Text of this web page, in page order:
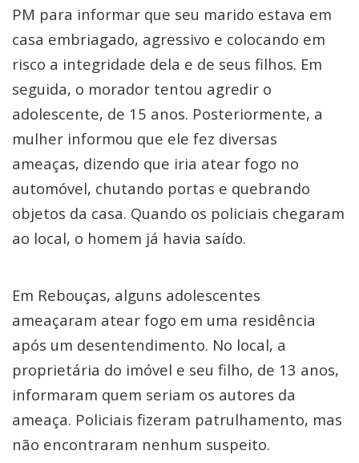
PM para informar que seu marido estava em
casa embriagado, agressivo e colocando em
risco a integridade dela e de seus filhos. Em
seguida, o morador tentou agredir o
adolescente, de 15 anos. Posteriormente, a
mulher informou que ele fez diversas
ameaças, dizendo que iria atear fogo no
automóvel, chutando portas e quebrando
objetos da casa. Quando os policiais chegaram
ao local, o homem já havia saído.
Em Rebouças, alguns adolescentes
ameaçaram atear fogo em uma residência
após um desentendimento. No local, a
proprietária do imóvel e seu filho, de 13 anos,
informaram quem seriam os autores da
ameaça. Policiais fizeram patrulhamento, mas
não encontraram nenhum suspeito.